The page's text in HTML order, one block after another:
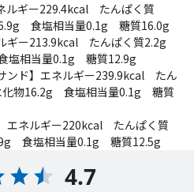
ルギー229.4kcal たんぱく質
食塩相当量0.1g 糖質16.0g
ルギー213.9kcal たんぱく質2.2g
相当量0.1g 糖質12.9g
ンド】エネルギー239.9kcal たん
物16.2g 食塩相当量0.1g 糖質
エネルギー220kcal たんぱく質
食塩相当量0.1g 糖質12.5g
4.7